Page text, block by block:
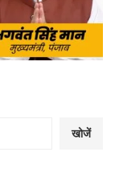
खोजें